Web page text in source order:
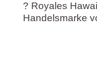
? Royales
Handelsmarke